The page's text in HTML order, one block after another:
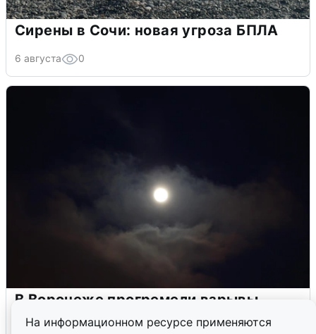
На информационном ресурсе применяются
Сирены в Сочи: новая угроза БПЛА
6 августа 0
В Воронеже прогремели взрывы
после сигнала тревоги